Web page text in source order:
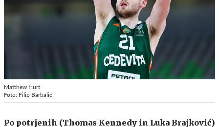
Matthew Hurt
Foto: Filip Barbalić
Po potrjenih (Thomas Kennedy in Luka Brajković)